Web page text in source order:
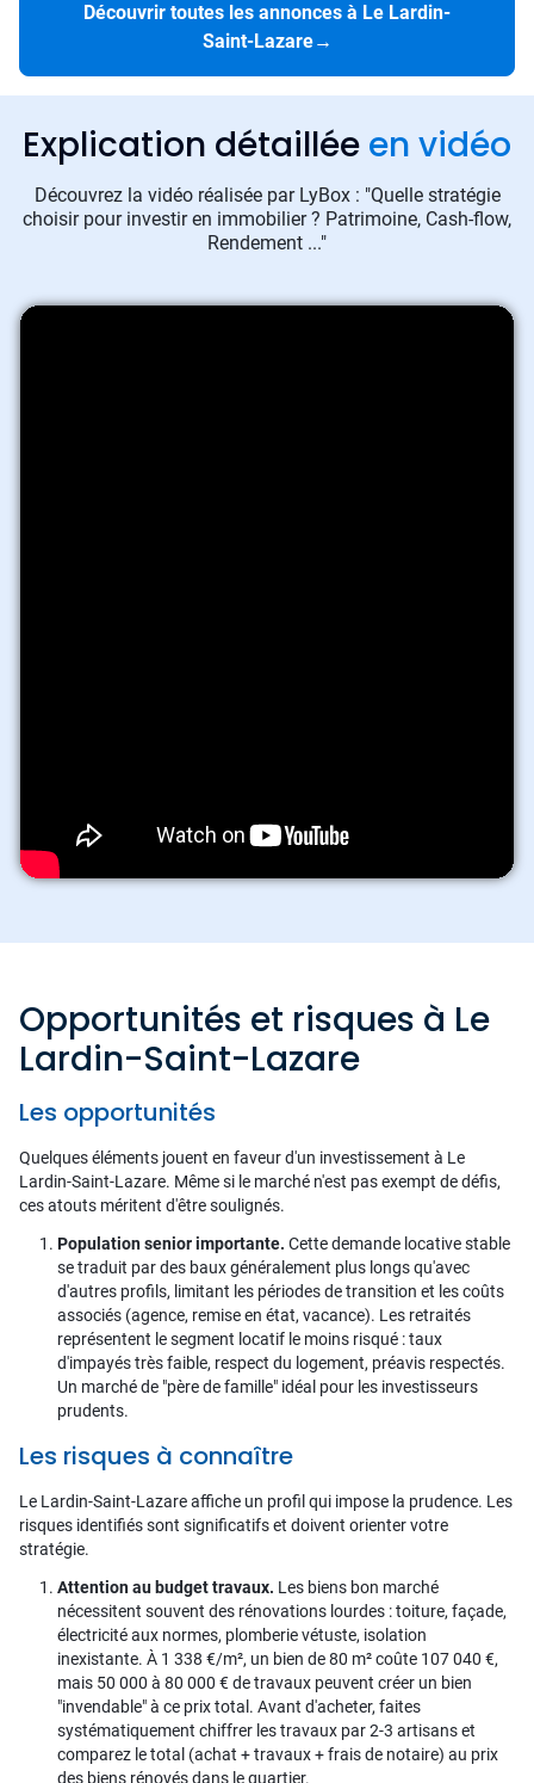
Découvrir toutes les annonces à Le Lardin-
Saint-Lazare→
Explication détaillée en vidéo
Découvrez la vidéo réalisée par LyBox : "Quelle stratégie
choisir pour investir en immobilier ? Patrimoine, Cash-flow,
Rendement ..."
Opportunités et risques à Le
Lardin-Saint-Lazare
Les opportunités
Quelques éléments jouent en faveur d'un investissement à Le
Lardin-Saint-Lazare. Même si le marché n'est pas exempt de défis,
ces atouts méritent d'être soulignés.
Population senior importante. Cette demande locative stable
se traduit par des baux généralement plus longs qu'avec
d'autres profils, limitant les périodes de transition et les coûts
associés (agence, remise en état, vacance). Les retraités
représentent le segment locatif le moins risqué : taux
d'impayés très faible, respect du logement, préavis respectés.
Un marché de "père de famille" idéal pour les investisseurs
prudents.
Les risques à connaître
Le Lardin-Saint-Lazare affiche un profil qui impose la prudence. Les
risques identifiés sont significatifs et doivent orienter votre
stratégie.
Attention au budget travaux. Les biens bon marché
nécessitent souvent des rénovations lourdes : toiture, façade,
électricité aux normes, plomberie vétuste, isolation
inexistante. À 1 338 €/m², un bien de 80 m² coûte 107 040 €,
mais 50 000 à 80 000 € de travaux peuvent créer un bien
"invendable" à ce prix total. Avant d'acheter, faites
systématiquement chiffrer les travaux par 2-3 artisans et
comparez le total (achat + travaux + frais de notaire) au prix
des biens rénovés dans le quartier.